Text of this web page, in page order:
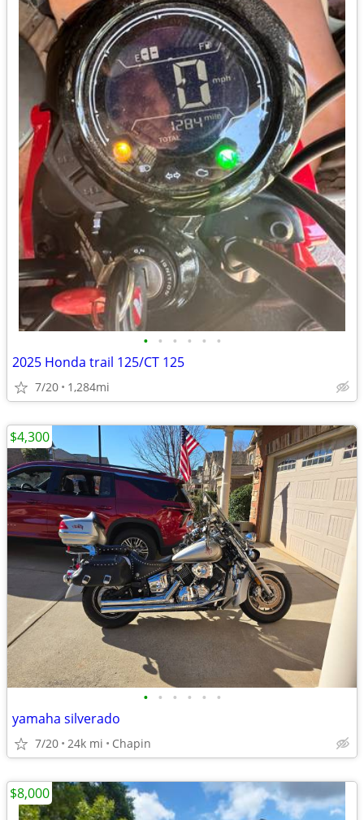
• • • • • •
2025 Honda trail 125/CT 125
7/20 1,284mi
• • • • • •
yamaha silverado
7/20 24k mi Chapin
$4,300
$8,000